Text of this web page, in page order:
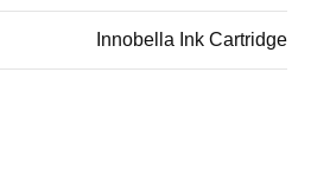
Innobella Ink Cartridge